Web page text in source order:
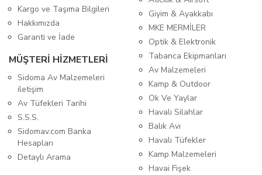
Kargo ve Taşıma Bilgileri
Hakkımızda
Garanti ve İade
MÜŞTERİ HİZMETLERİ
Sidoma Av Malzemeleri
iletişim
Av Tüfekleri Tarihi
S.S.S.
Sidomav.com Banka
Hesapları
Detaylı Arama
Giyim & Ayakkabı
MKE MERMİLER
Optik & Elektronik
Tabanca Ekipmanları
Av Malzemeleri
Kamp & Outdoor
Ok Ve Yaylar
Havalı Silahlar
Balık Avı
Havalı Tüfekler
Kamp Malzemeleri
Havai Fişek